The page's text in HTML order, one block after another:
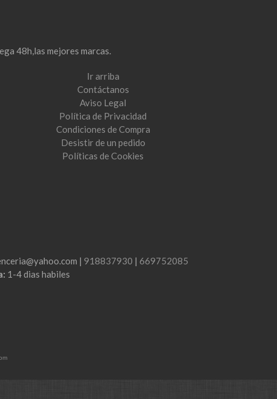
48h,las mejores marcas.
Ir arriba
Contáctanos
Aviso Legal
Política de Privacidad
Condiciones de Compra
Desistir de un pedido
Políticas de Cookies
| 918837930 | 669752085
1-4 dias habiles